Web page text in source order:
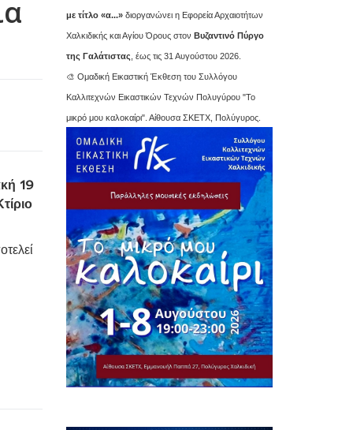
19
με τίτλο «α...»διοργανώνει η Εφορεία Αρχαιοτήτων
Χαλκιδικής και Αγίου Όρους στον Βυζαντινό Πύργο
της Γαλάτιστας , έως τις 31 Αυγούστου 2026.
🎨 Ομαδική Εικαστική Έκθεση του Συλλόγου
Καλλιτεχνών Εικαστικών Τεχνών Πολυγύρου "Το
μικρό μου καλοκαίρι". Αίθουσα ΣΚΕΤΧ, Πολύγυρος.